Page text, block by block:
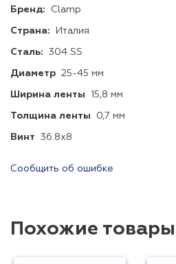
Бренд: Clamp
Страна: Италия
Сталь: 304 SS
Диаметр 25-45 мм
Ширина ленты 15,8 мм
Толщина ленты 0,7 мм
Винт 36.8х8
Сообщить об ошибке
Похожие товары